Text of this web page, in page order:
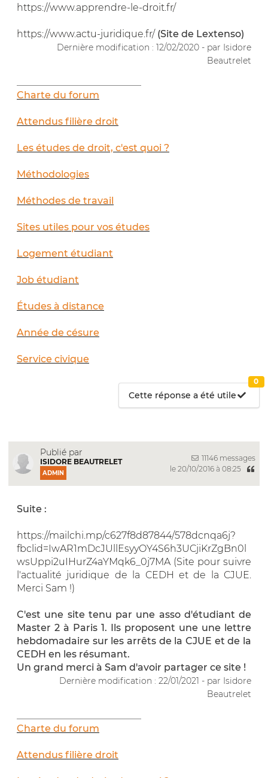
https://www.apprendre-le-droit.fr/
https://www.actu-juridique.fr/ (Site de Lextenso)
Dernière modification : 12/02/2020 - par Isidore
Beautrelet
Charte du forum
Attendus filière droit
Les études de droit, c'est quoi ?
Méthodologies
Méthodes de travail
Sites utiles pour vos études
Logement étudiant
Job étudiant
Études à distance
Année de césure
Service civique
Cette réponse a été utile
0
Publié par
ISIDORE BEAUTRELET
ADMIN
11146 messages
le 20/10/2016 à 08:25
Suite :
https://mailchi.mp/c627f8d87844/578dcnqa6j?
fbclid=IwAR1mDcJUllEsyyOY4S6h3UCjiKrZgBn0l
wsUppi2uIHurZ4aYMqk6_0j7MA (Site pour suivre
l'actualité juridique de la CEDH et de la CJUE.
Merci Sam !)
C'est une site tenu par une asso d'étudiant de
Master 2 à Paris 1. Ils proposent une une lettre
hebdomadaire sur les arrêts de la CJUE et de la
CEDH en les résumant.
Un grand merci à Sam d'avoir partager ce site !
Dernière modification : 22/01/2021 - par Isidore
Beautrelet
Charte du forum
Attendus filière droit